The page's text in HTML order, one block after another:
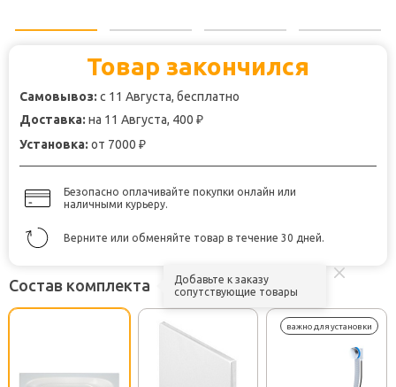
Товар закончился
Самовывоз: с 11 Августа, бесплатно
Доставка: на 11 Августа, 400 ₽
Установка: от 7000 ₽
Безопасно оплачивайте покупки онлайн или
наличными курьеру.
Верните или обменяйте товар в течение 30 дней.
Состав комплекта
Добавьте к заказу
сопутствующие товары